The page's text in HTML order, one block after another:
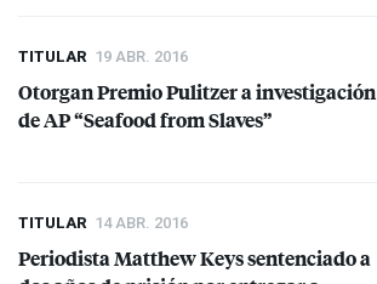
TITULAR 19 ABR. 2016
Otorgan Premio Pulitzer a investigación
de AP “Seafood from Slaves”
TITULAR 14 ABR. 2016
Periodista Matthew Keys sentenciado a